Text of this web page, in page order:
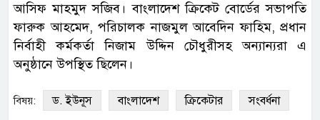
আসিফ মাহমুদ সজিব। বাংলাদেশ ক্রিকেট বোর্ডের সভাপতি
ফারুক আহমেদ, পরিচালক নাজমুল আবেদিন ফাহিম, প্রধান
নির্বাহী কর্মকর্তা নিজাম উদ্দিন চৌধুরীসহ অন্যান্যরা এ
অনুষ্ঠানে উপস্থিত ছিলেন।
বিষয়: ড. ইউনূস বাংলাদেশ ক্রিকেটার সংবর্ধনা